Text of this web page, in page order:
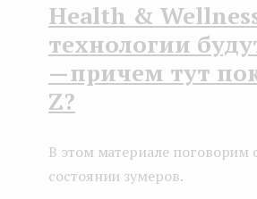
Health &
технологии
— причем тут
Z?
В этом материале поговорим
состоянии зумеров.